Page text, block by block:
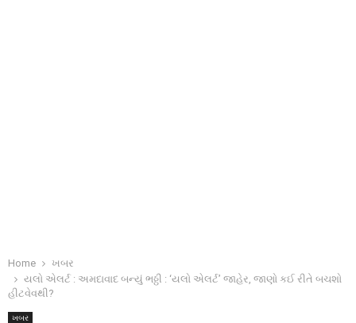
Home
ખબર
યલો એલર્ટ : અમદાવાદ બન્યું ભઠ્ઠી : ‘યલો એલર્ટ’ જાહેર, જાણો કઈ રીતે બચશો
હીટવેવથી?
ખબર